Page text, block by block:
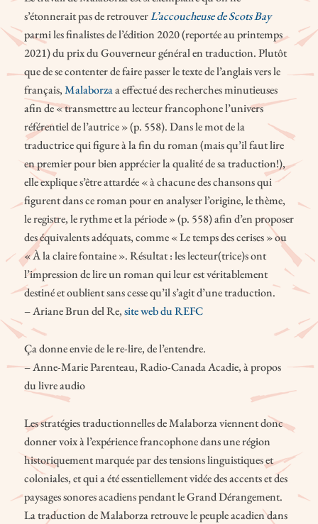
s’étonnerait pas de retrouverL’accoucheuse de Scots Bay
parmi les finalistes de l’édition 2020 (reportée au printemps
2021) du prix du Gouverneur général en traduction. Plutôt
que de se contenter de faire passer le texte de l’anglais vers le
français,Malaborzaa effectué des recherches minutieuses
afin de « transmettre au lecteur francophone l’univers
référentiel de l’autrice » (p. 558). Dans le mot de la
traductrice qui figure à la fin du roman (mais qu’il faut lire
en premier pour bien apprécier la qualité de sa traduction!),
elle explique s’être attardée « à chacune des chansons qui
figurent dans ce roman pour en analyser l’origine, le thème,
le registre, le rythme et la période » (p. 558) afin d’en proposer
des équivalents adéquats, comme « Le temps des cerises » ou
« À la claire fontaine ». Résultat : les lecteur(trice)s ont
l’impression de lire un roman qui leur est véritablement
destiné et oublient sans cesse qu’il s’agit d’une traduction.
– Ariane Brun del Re,site web du REFC
Ça donne envie de le re-lire, de l’entendre.
– Anne-Marie Parenteau, Radio-Canada Acadie, à propos
du livre audio
Les stratégies traductionnelles de Malaborza viennent donc
donner voix à l’expérience francophone dans une région
historiquement marquée par des tensions linguistiques et
coloniales, et qui a été essentiellement vidée des accents et des
paysages sonores acadiens pendant le Grand Dérangement.
La traduction de Malaborza retrouve le peuple acadien dans